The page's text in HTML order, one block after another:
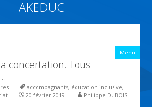
AKEDUC
Menu
concertation. Tous
accompagnants, éducation inclusive,
20 février 2019 Philippe DUBOIS